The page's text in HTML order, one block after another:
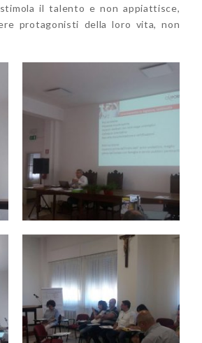
il talento e non appiattisce,
protagonisti della loro vita, non